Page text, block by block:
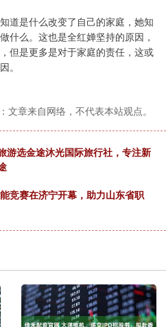
道是什么改变了自己的家庭，她知
什么。这也是全红婵坚持的原因，
但是更多是对于家庭的责任，这或
。
文章来自网络，不代表本站观点。
游选金途沐光国际旅行社，专注新
竞赛在济宁开幕，助力山东省职